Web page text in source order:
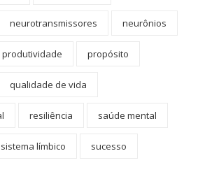
neurotransmissores neurônios
produtividade propósito
qualidade de vida
resiliência saúde mental
sistema límbico sucesso